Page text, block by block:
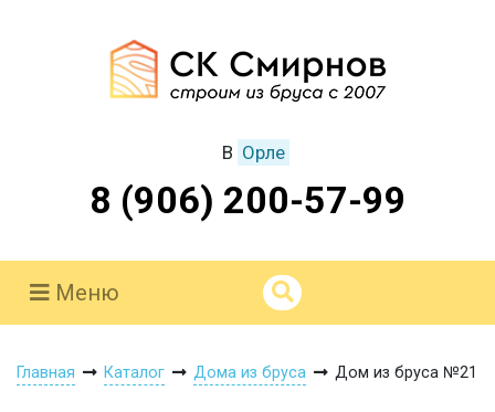
В Орле
8 (906) 200-57-99
Меню
Главная Каталог Дома из бруса Дом из бруса №21